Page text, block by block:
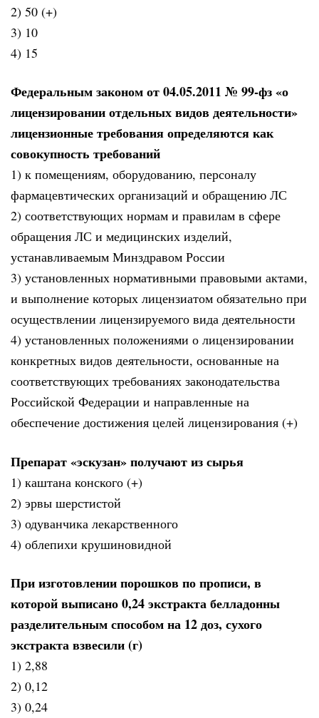
2) 50 (+)
3) 10
4) 15
Федеральным законом от 04.05.2011 № 99-фз «о
лицензировании отдельных видов деятельности»
лицензионные требования определяются как
совокупность требований
1) к помещениям, оборудованию, персоналу
фармацевтических организаций и обращению ЛС
2) соответствующих нормам и правилам в сфере
обращения ЛС и медицинских изделий,
устанавливаемым Минздравом России
3) установленных нормативными правовыми актами,
и выполнение которых лицензиатом обязательно при
осуществлении лицензируемого вида деятельности
4) установленных положениями о лицензировании
конкретных видов деятельности, основанные на
соответствующих требованиях законодательства
Российской Федерации и направленные на
обеспечение достижения целей лицензирования (+)
Препарат «эскузан» получают из сырья
1) каштана конского (+)
2) эрвы шерстистой
3) одуванчика лекарственного
4) облепихи крушиновидной
При изготовлении порошков по прописи, в
которой выписано 0,24 экстракта белладонны
разделительным способом на 12 доз, сухого
экстракта взвесили (г)
1) 2,88
2) 0,12
3) 0,24